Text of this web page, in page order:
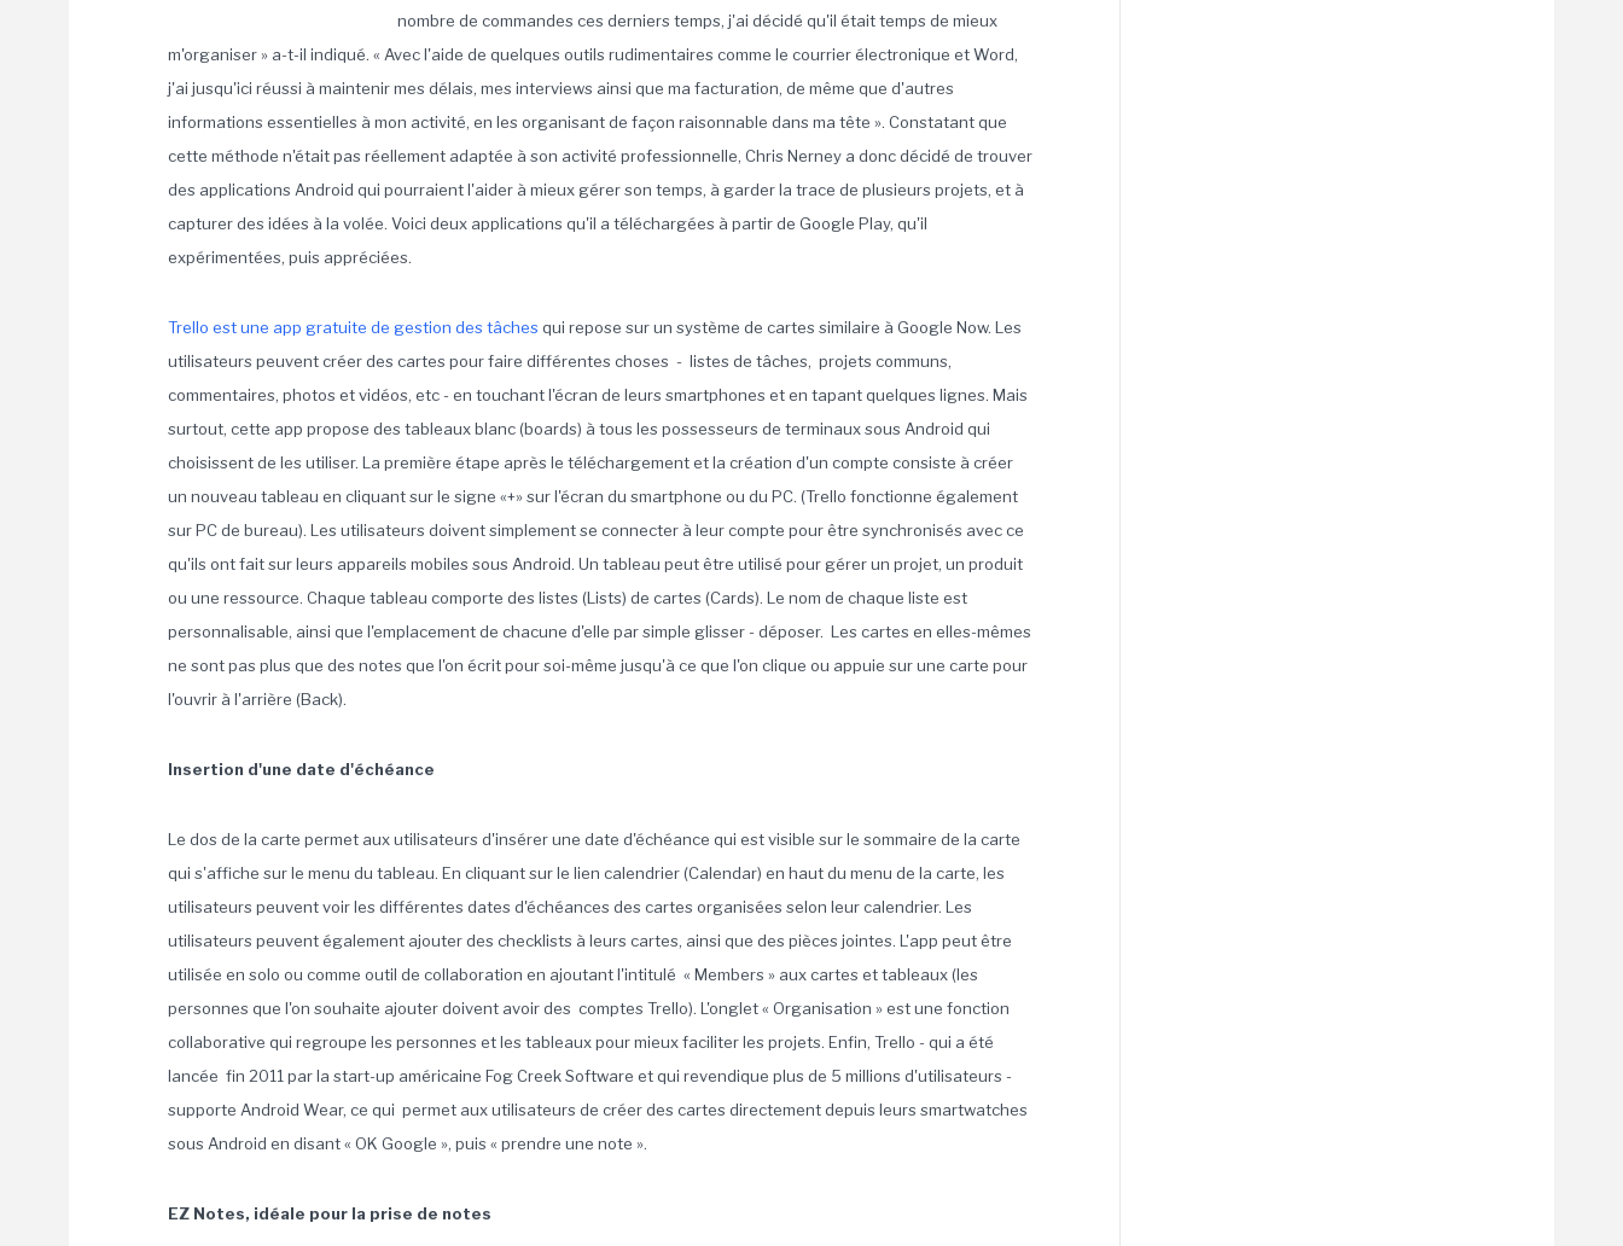
nombre de commandes ces derniers temps, j'ai décidé qu'il était temps de mieux
m'organiser » a-t-il indiqué. « Avec l'aide de quelques outils rudimentaires comme le courrier électronique et Word,
j'ai jusqu'ici réussi à maintenir mes délais, mes interviews ainsi que ma facturation, de même que d'autres
informations essentielles à mon activité, en les organisant de façon raisonnable dans ma tête ». Constatant que
cette méthode n'était pas réellement adaptée à son activité professionnelle, Chris Nerney a donc décidé de trouver
des applications Android qui pourraient l'aider à mieux gérer son temps, à garder la trace de plusieurs projets, et à
capturer des idées à la volée. Voici deux applications qu'il a téléchargées à partir de Google Play, qu'il
expérimentées, puis appréciées.
Trello est une app gratuite de gestion des tâches qui repose sur un système de cartes similaire à Google Now. Les
utilisateurs peuvent créer des cartes pour faire différentes choses - listes de tâches, projets communs,
commentaires, photos et vidéos, etc - en touchant l'écran de leurs smartphones et en tapant quelques lignes. Mais
surtout, cette app propose des tableaux blanc (boards) à tous les possesseurs de terminaux sous Android qui
choisissent de les utiliser. La première étape après le téléchargement et la création d'un compte consiste à créer
un nouveau tableau en cliquant sur le signe «+» sur l'écran du smartphone ou du PC. (Trello fonctionne également
sur PC de bureau). Les utilisateurs doivent simplement se connecter à leur compte pour être synchronisés avec ce
qu'ils ont fait sur leurs appareils mobiles sous Android. Un tableau peut être utilisé pour gérer un projet, un produit
ou une ressource. Chaque tableau comporte des listes (Lists) de cartes (Cards). Le nom de chaque liste est
personnalisable, ainsi que l'emplacement de chacune d'elle par simple glisser - déposer. Les cartes en elles-mêmes
ne sont pas plus que des notes que l'on écrit pour soi-même jusqu'à ce que l'on clique ou appuie sur une carte pour
l'ouvrir à l'arrière (Back).
Insertion d'une date d'échéance
Le dos de la carte permet aux utilisateurs d'insérer une date d'échéance qui est visible sur le sommaire de la carte
qui s'affiche sur le menu du tableau. En cliquant sur le lien calendrier (Calendar) en haut du menu de la carte, les
utilisateurs peuvent voir les différentes dates d'échéances des cartes organisées selon leur calendrier. Les
utilisateurs peuvent également ajouter des checklists à leurs cartes, ainsi que des pièces jointes. L'app peut être
utilisée en solo ou comme outil de collaboration en ajoutant l'intitulé « Members » aux cartes et tableaux (les
personnes que l'on souhaite ajouter doivent avoir des comptes Trello). L'onglet « Organisation » est une fonction
collaborative qui regroupe les personnes et les tableaux pour mieux faciliter les projets. Enfin, Trello - qui a été
lancée fin 2011 par la start-up américaine Fog Creek Software et qui revendique plus de 5 millions d'utilisateurs -
supporte Android Wear, ce qui permet aux utilisateurs de créer des cartes directement depuis leurs smartwatches
sous Android en disant « OK Google », puis « prendre une note ».
EZ Notes, idéale pour la prise de notes